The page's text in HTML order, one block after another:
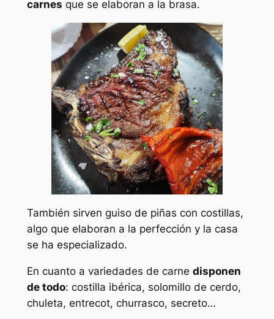
carnes que se elaboran a la brasa.
También sirven guiso de piñas con costillas,
algo que elaboran a la perfección y la casa
se ha especializado.
En cuanto a variedades de carne disponen
de todo: costilla ibérica, solomillo de cerdo,
chuleta, entrecot, churrasco, secreto…